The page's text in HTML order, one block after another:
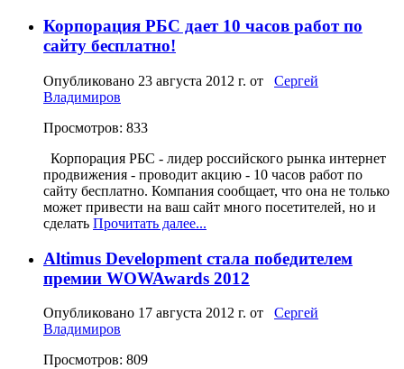
Корпорация РБС дает 10 часов работ по
сайту бесплатно!
Опубликовано 23 августа 2012 г. от Сергей
Владимиров
Просмотров: 833
Корпорация РБС - лидер российского рынка интернет
продвижения - проводит акцию - 10 часов работ по
сайту бесплатно. Компания сообщает, что она не только
может привести на ваш сайт много посетителей, но и
сделать Прочитать далее...
Altimus Development стала победителем
премии WOWAwards 2012
Опубликовано 17 августа 2012 г. от Сергей
Владимиров
Просмотров: 809